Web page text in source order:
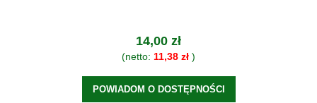
14,00 zł
(netto: 11,38 zł )
POWIADOM O DOSTĘPNOŚCI